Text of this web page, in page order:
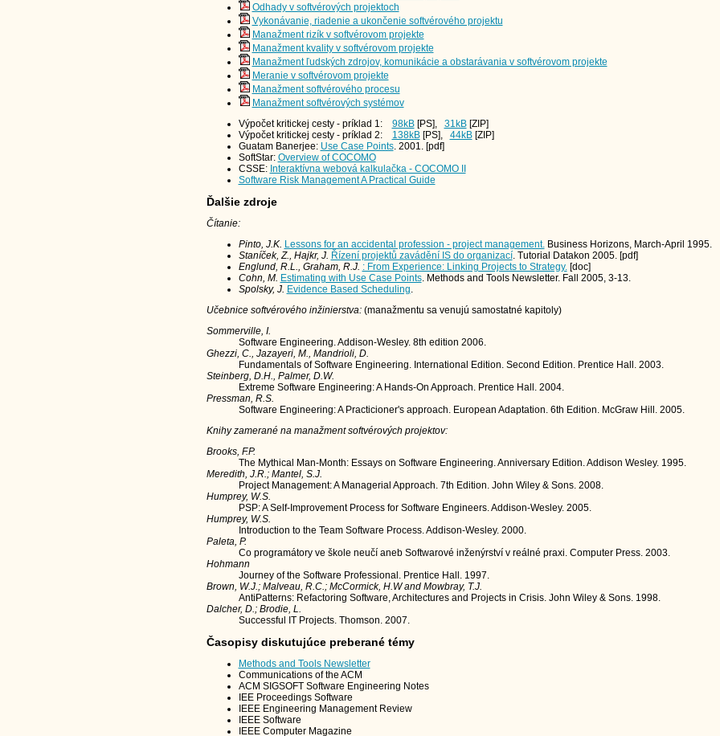
Odhady v softvérových projektoch
Vykonávanie, riadenie a ukončenie softvérového projektu
Manažment rizík v softvérovom projekte
Manažment kvality v softvérovom projekte
Manažment ľudských zdrojov, komunikácie a obstarávania v softvérovom projekte
Meranie v softvérovom projekte
Manažment softvérového procesu
Manažment softvérových systémov
Výpočet kritickej cesty - príklad 1: 98kB[PS], 31kB[ZIP]
Výpočet kritickej cesty - príklad 2:
138kB[PS], 44kB[ZIP]
Guatam Banerjee: Use Case Points. 2001. [pdf]
SoftStar: Overview of COCOMO
CSSE: Interaktívna webová kalkulačka - COCOMO II
Software Risk Management A Practical Guide
Ďalšie zdroje
Čítanie:
Pinto, J.K. Lessons for an accidental profession - project management.Business Horizons, March-April 1995.
Staníček, Z., Hajkr, J. Řízení projektů zavádění IS do organizací. Tutorial Datakon 2005. [pdf]
Englund, R.L., Graham, R.J. : From Experience: Linking Projects to Strategy.[doc]
Cohn, M. Estimating with Use Case Points. Methods and Tools Newsletter. Fall 2005, 3-13.
Spolsky, J. Evidence Based Scheduling.
Učebnice softvérového inžinierstva:(manažmentu sa venujú samostatné kapitoly)
Sommerville, I.
Software Engineering. Addison-Wesley. 8th edition 2006.
Ghezzi, C., Jazayeri, M., Mandrioli, D.
Fundamentals of Software Engineering. International Edition. Second Edition. Prentice Hall. 2003.
Steinberg, D.H., Palmer, D.W.
Extreme Software Engineering: A Hands-On Approach. Prentice Hall. 2004.
Pressman, R.S.
Software Engineering: A Practicioner's approach. European Adaptation. 6th Edition. McGraw Hill. 2005.
Knihy zamerané na manažment softvérových projektov:
Brooks, F.P.
The Mythical Man-Month: Essays on Software Engineering. Anniversary Edition. Addison Wesley. 1995.
Meredith, J.R.; Mantel, S.J.
Project Management: A Managerial Approach. 7th Edition. John Wiley & Sons. 2008.
Humprey, W.S.
PSP: A Self-Improvement Process for Software Engineers. Addison-Wesley. 2005.
Humprey, W.S.
Introduction to the Team Software Process. Addison-Wesley. 2000.
Paleta, P.
Co programátory ve škole neučí aneb Softwarové inženýrství v reálné praxi. Computer Press. 2003.
Hohmann
Journey of the Software Professional. Prentice Hall. 1997.
Brown, W.J.; Malveau, R.C.; McCormick, H.W and Mowbray, T.J.
AntiPatterns: Refactoring Software, Architectures and Projects in Crisis. John Wiley & Sons. 1998.
Dalcher, D.; Brodie, L.
Successful IT Projects. Thomson. 2007.
Časopisy diskutujúce preberané témy
Methods and Tools Newsletter
Communications of the ACM
ACM SIGSOFT Software Engineering Notes
IEE Proceedings Software
IEEE Engineering Management Review
IEEE Software
IEEE Computer Magazine